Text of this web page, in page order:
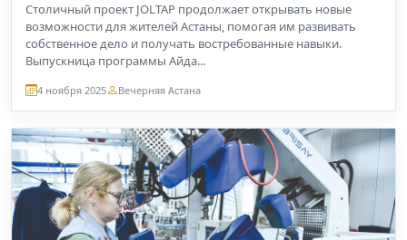
Столичный проект JOLTAP продолжает открывать новые
возможности для жителей Астаны, помогая им развивать
собственное дело и получать востребованные навыки.
Выпускница программы Айда...
4 ноября 2025 Вечерняя Астана